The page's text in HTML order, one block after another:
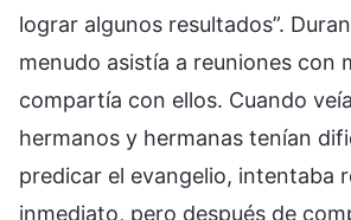
lograr algunos resultados”.
menudo asistía a reuniones con
compartía con ellos. Cuando
hermanos y hermanas tenían
predicar el evangelio, intentaba
inmediato, pero después de